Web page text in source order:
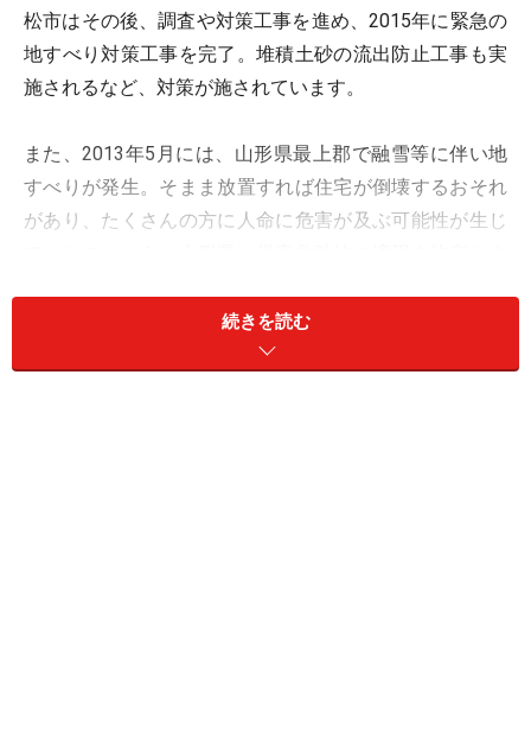
松市はその後、調査や対策工事を進め、2015年に緊急の
地すべり対策工事を完了。堆積土砂の流出防止工事も実
施されるなど、対策が施されています。
また、2013年5月には、山形県最上郡で融雪等に伴い地
すべりが発生。そまま放置すれば住宅が倒壊するおそれ
があり、たくさんの方に人命に危害が及ぶ可能性が生じ
続きを読む